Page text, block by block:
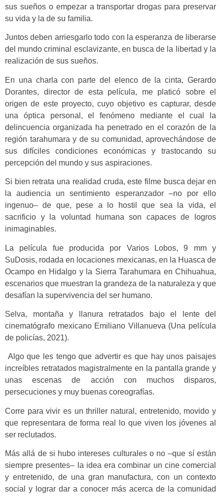
sus sueños o empezar a transportar drogas para preservar
su vida y la de su familia.
Juntos deben arriesgarlo todo con la esperanza de liberarse
del mundo criminal esclavizante, en busca de la libertad y la
realización de sus sueños.
En una charla con parte del elenco de la cinta, Gerardo
Dorantes, director de esta película, me platicó sobre el
origen de este proyecto, cuyo objetivo es capturar, desde
una óptica personal, el fenómeno mediante el cual la
delincuencia organizada ha penetrado en el corazón de la
región tarahumara y de su comunidad, aprovechándose de
sus difíciles condiciones económicas y trastocando su
percepción del mundo y sus aspiraciones.
Si bien retrata una realidad cruda, este filme busca dejar en
la audiencia un sentimiento esperanzador –no por ello
ingenuo– de que, pese a lo hostil que sea la vida, el
sacrificio y la voluntad humana son capaces de logros
inimaginables.
La película fue producida por Varios Lobos, 9 mm y
SuDosis, rodada en locaciones mexicanas, en la Huasca de
Ocampo en Hidalgo y la Sierra Tarahumara en Chihuahua,
escenarios que muestran la grandeza de la naturaleza y que
desafían la supervivencia del ser humano.
Selva, montaña y llanura retratados bajo el lente del
cinematógrafo mexicano Emiliano Villanueva (Una película
de policías, 2021).
Algo que les tengo que advertir es que hay unos paisajes
increíbles retratados magistralmente en la pantalla grande y
unas escenas de acción con muchos disparos,
persecuciones y muy buenas coreografías.
Corre para vivir es un thriller natural, entretenido, movido y
que representara de forma real lo que viven los jóvenes al
ser reclutados.
Más allá de si hubo intereses culturales o no –que sí están
siempre presentes– la idea era combinar un cine comercial
y entretenido, de una gran manufactura, con un contexto
social y lograr dar a conocer más acerca de la comunidad